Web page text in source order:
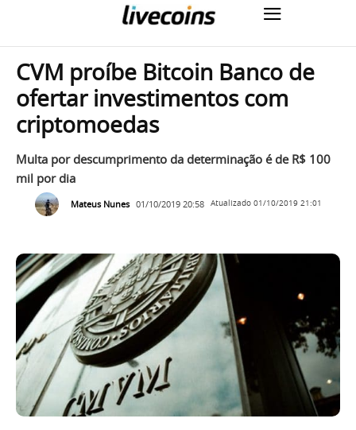
CVM proíbe Bitcoin Banco de
ofertar investimentos com
criptomoedas
Multa por descumprimento da determinação é de R$ 100
mil por dia
Mateus Nunes 01/10/2019 20:58 Atualizado 01/10/2019 21:01